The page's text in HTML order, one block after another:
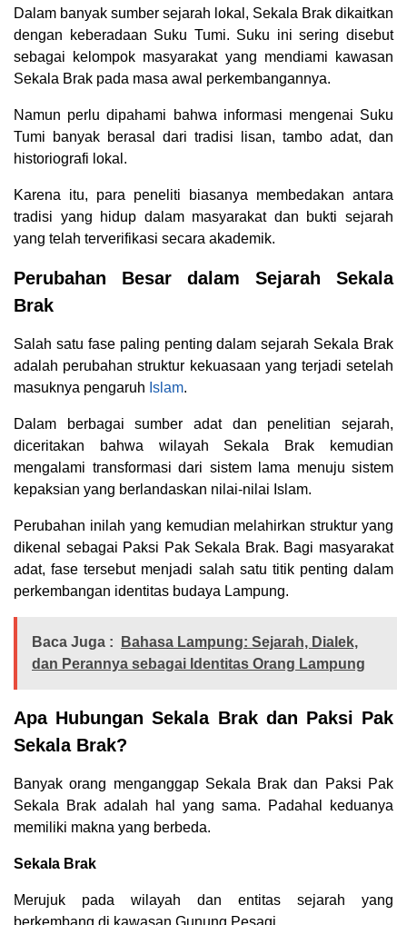
Dalam banyak sumber sejarah lokal, Sekala Brak dikaitkan
dengan keberadaan Suku Tumi. Suku ini sering disebut
sebagai kelompok masyarakat yang mendiami kawasan
Sekala Brak pada masa awal perkembangannya.
Namun perlu dipahami bahwa informasi mengenai Suku
Tumi banyak berasal dari tradisi lisan, tambo adat, dan
historiografi lokal.
Karena itu, para peneliti biasanya membedakan antara
tradisi yang hidup dalam masyarakat dan bukti sejarah
yang telah terverifikasi secara akademik.
Perubahan Besar dalam Sejarah Sekala
Brak
Salah satu fase paling penting dalam sejarah Sekala Brak
adalah perubahan struktur kekuasaan yang terjadi setelah
masuknya pengaruh Islam.
Dalam berbagai sumber adat dan penelitian sejarah,
diceritakan bahwa wilayah Sekala Brak kemudian
mengalami transformasi dari sistem lama menuju sistem
kepaksian yang berlandaskan nilai-nilai Islam.
Perubahan inilah yang kemudian melahirkan struktur yang
dikenal sebagai Paksi Pak Sekala Brak. Bagi masyarakat
adat, fase tersebut menjadi salah satu titik penting dalam
perkembangan identitas budaya Lampung.
Baca Juga :
Bahasa Lampung: Sejarah, Dialek,
dan Perannya sebagai Identitas Orang Lampung
Apa Hubungan Sekala Brak dan Paksi Pak
Sekala Brak?
Banyak orang menganggap Sekala Brak dan Paksi Pak
Sekala Brak adalah hal yang sama. Padahal keduanya
memiliki makna yang berbeda.
Sekala Brak
Merujuk pada wilayah dan entitas sejarah yang